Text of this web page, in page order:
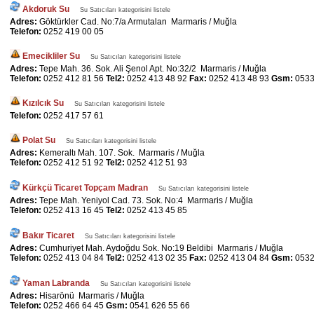
Akdoruk Su Su Satıcıları kategorisini listele
Adres: Göktürkler Cad. No:7/a Armutalan Marmaris / Muğla
Telefon: 0252 419 00 05
Emecikliler Su Su Satıcıları kategorisini listele
Adres: Tepe Mah. 36. Sok. Ali Şenol Apt. No:32/2 Marmaris / Muğla
Telefon: 0252 412 81 56 Tel2: 0252 413 48 92 Fax: 0252 413 48 93 Gsm:
Kızılcık Su Su Satıcıları kategorisini listele
Telefon: 0252 417 57 61
Polat Su Su Satıcıları kategorisini listele
Adres: Kemeraltı Mah. 107. Sok. Marmaris / Muğla
Telefon: 0252 412 51 92 Tel2: 0252 412 51 93
Kürkçü Ticaret Topçam Madran Su Satıcıları kategorisini listele
Adres: Tepe Mah. Yeniyol Cad. 73. Sok. No:4 Marmaris / Muğla
Telefon: 0252 413 16 45 Tel2: 0252 413 45 85
Bakır Ticaret Su Satıcıları kategorisini listele
Adres: Cumhuriyet Mah. Aydoğdu Sok. No:19 Beldibi Marmaris / Muğla
Telefon: 0252 413 04 84 Tel2: 0252 413 02 35 Fax: 0252 413 04 84 Gsm:
Yaman Labranda Su Satıcıları kategorisini listele
Adres: Hisarönü Marmaris / Muğla
Telefon: 0252 466 64 45 Gsm: 0541 626 55 66